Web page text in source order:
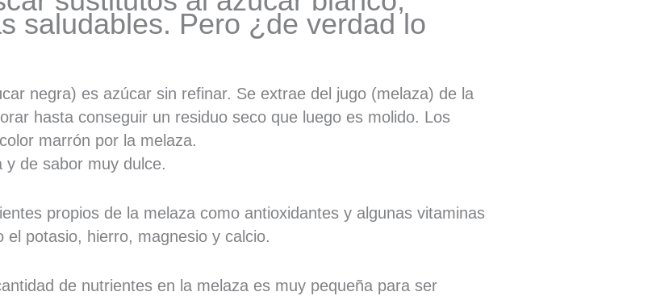
saludables. Pero ¿de verdad lo
negra) es azúcar sin refinar. Se extrae del jugo (melaza) de la
hasta conseguir un residuo seco que luego es molido. Los
marrón por la melaza.
y de sabor muy dulce.
propios de la melaza como antioxidantes y algunas vitaminas
potasio, hierro, magnesio y calcio.
de nutrientes en la melaza es muy pequeña para ser